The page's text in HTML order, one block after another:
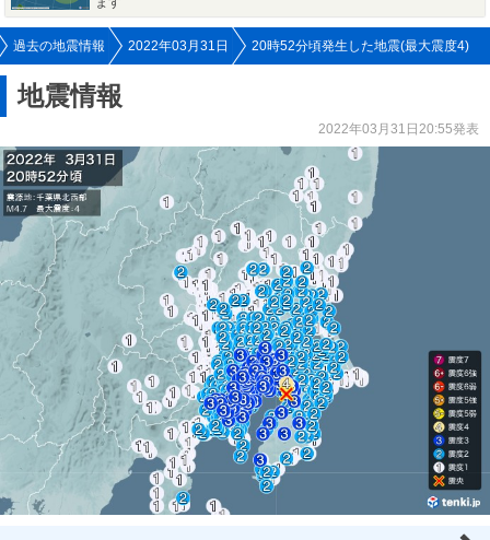
過去の地震情報 2022年03月31日 20時52分頃発生した地震(最大震度4)
地震情報
2022年03月31日20:55発表